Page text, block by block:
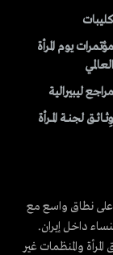
کلیبات
مؤتمرات يوم المرأة
العالمي
مراجع ليبيرالية
وِثــائــق لجنــة المــرأة
على نطاق واسع مع
داخل إيران.
والمنظمات غير